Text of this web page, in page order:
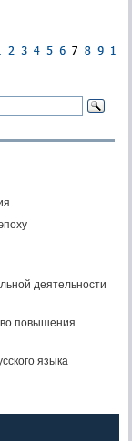
деятельности
повышения
языка